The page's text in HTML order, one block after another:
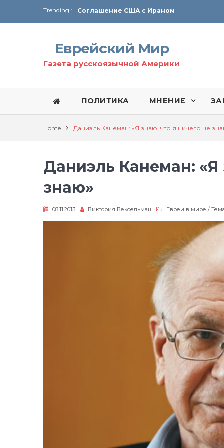
Trending :
Соглашение США с Ираном
Технология Революции в Иране
От Ирана до Ливана и Газы
Еврейский Мир
Газета русскоязычной Америки
ПОЛИТИКА МНЕНИЕ
Home Даниэль Канеман: «Я знаю, что я ничего не
Даниэль Канеман: «Я
знаю»
08.11.2013 Виктория Вексельман Евреи в мире /